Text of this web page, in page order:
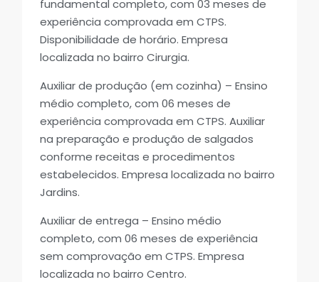
fundamental completo, com 03 meses de
experiência comprovada em CTPS.
Disponibilidade de horário. Empresa
localizada no bairro Cirurgia.
Auxiliar de produção (em cozinha) – Ensino
médio completo, com 06 meses de
experiência comprovada em CTPS. Auxiliar
na preparação e produção de salgados
conforme receitas e procedimentos
estabelecidos. Empresa localizada no bairro
Jardins.
Auxiliar de entrega – Ensino médio
completo, com 06 meses de experiência
sem comprovação em CTPS. Empresa
localizada no bairro Centro.